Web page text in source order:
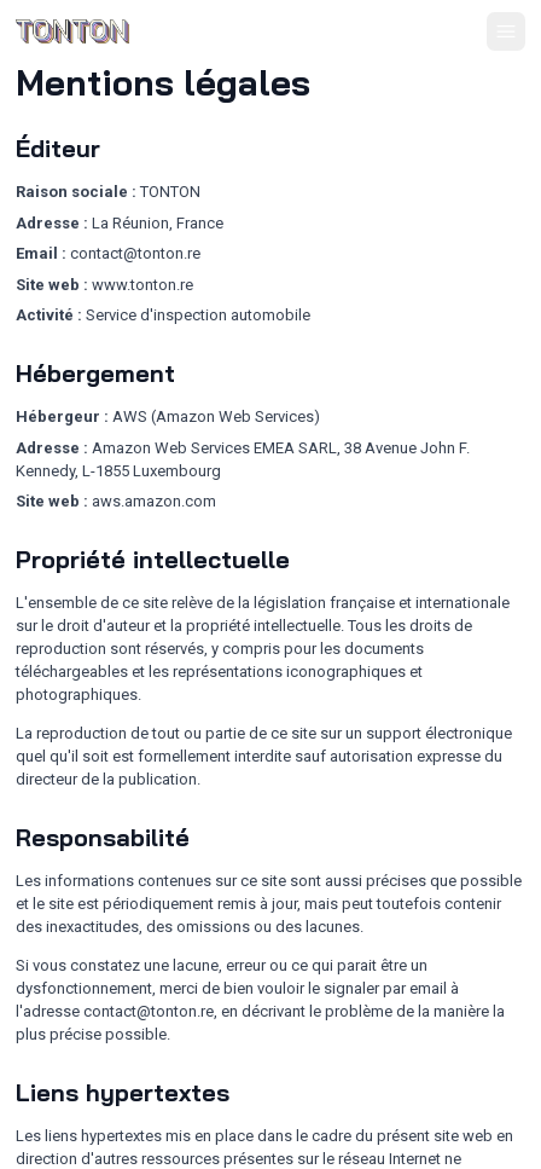
Mentions légales
Éditeur
Raison sociale : TONTON
Adresse : La Réunion, France
Email : contact@tonton.re
Site web : www.tonton.re
Activité : Service d'inspection automobile
Hébergement
Hébergeur : AWS (Amazon Web Services)
Adresse : Amazon Web Services EMEA SARL, 38 Avenue John F.
Kennedy, L-1855 Luxembourg
Site web : aws.amazon.com
Propriété intellectuelle
L'ensemble de ce site relève de la législation française et internationale
sur le droit d'auteur et la propriété intellectuelle. Tous les droits de
reproduction sont réservés, y compris pour les documents
téléchargeables et les représentations iconographiques et
photographiques.
La reproduction de tout ou partie de ce site sur un support électronique
quel qu'il soit est formellement interdite sauf autorisation expresse du
directeur de la publication.
Responsabilité
Les informations contenues sur ce site sont aussi précises que possible
et le site est périodiquement remis à jour, mais peut toutefois contenir
des inexactitudes, des omissions ou des lacunes.
Si vous constatez une lacune, erreur ou ce qui parait être un
dysfonctionnement, merci de bien vouloir le signaler par email à
l'adresse contact@tonton.re, en décrivant le problème de la manière la
plus précise possible.
Liens hypertextes
Les liens hypertextes mis en place dans le cadre du présent site web en
direction d'autres ressources présentes sur le réseau Internet ne